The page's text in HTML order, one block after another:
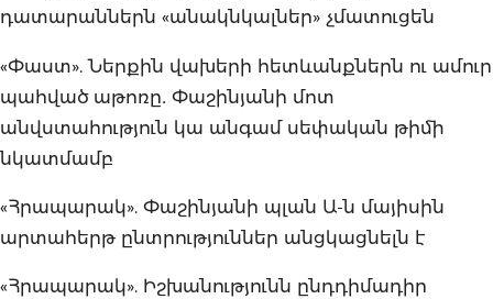
դատարաններն «անակնկալներ» չմատուցեն
«Փաստ». Ներքին վախերի հետևանքներն ու ամուր
պահված աթոռը․ Փաշինյանի մոտ
անվստահություն կա անգամ սեփական թիմի
նկատմամբ
«Հրապարակ». Փաշինյանի պլան Ա-ն մայիսին
արտահերթ ընտրություններ անցկացնելն է
«Հրապարակ». Իշխանությունն ընդդիմադիր